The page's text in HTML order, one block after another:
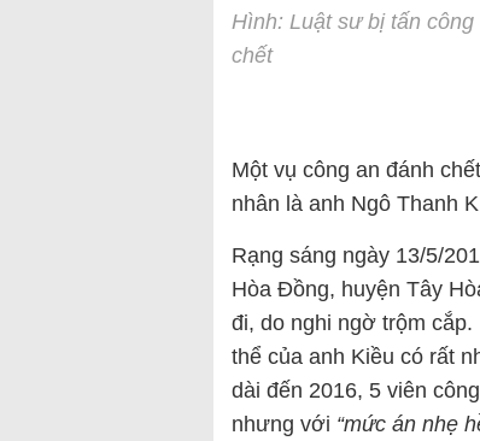
Hình: Luật sư bị tấn
chết
Một vụ công an đánh
nhân là anh Ngô Thanh
Rạng sáng ngày 13/5/
Hòa Đồng, huyện Tây
đi, do nghi ngờ trộm
thể của anh Kiều có rất
dài đến 2016, 5 viên
nhưng với “mức án nhẹ